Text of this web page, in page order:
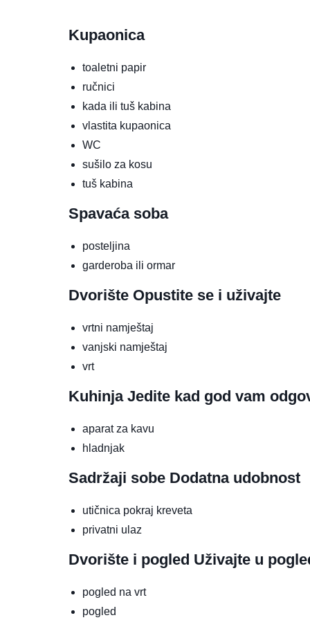
Kupaonica
toaletni papir
ručnici
kada ili tuš kabina
vlastita kupaonica
WC
sušilo za kosu
tuš kabina
Spavaća soba
posteljina
garderoba ili ormar
Dvorište Opustite se i uživajte
vrtni namještaj
vanjski namještaj
vrt
Kuhinja Jedite kad god vam
aparat za kavu
hladnjak
Sadržaji sobe Dodatna udobnost
utičnica pokraj kreveta
privatni ulaz
Dvorište i pogled Uživajte u
pogled na vrt
pogled